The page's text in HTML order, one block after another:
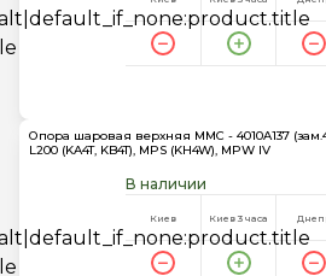
Опора шаровая верхняя MMC - 4010A137
L200 (KA4T, KB4T), MPS (KH4W), MPW IV
В наличии
Киев Киев 3 часа